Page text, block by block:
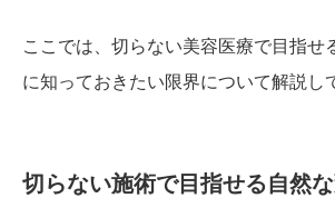
ここでは、切らない美容医療で目指せ
に知っておきたい限界について解説し
切らない施術で目指せる自然